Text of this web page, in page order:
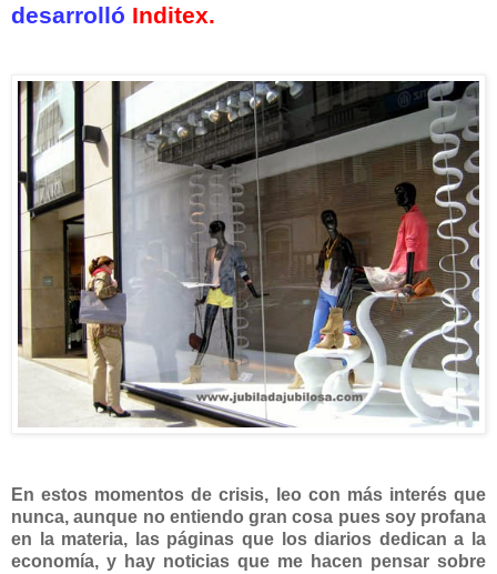
desarrolló Inditex.
En estos momentos de crisis, leo con más interés que
nunca, aunque no entiendo gran cosa pues soy profana
en la materia, las páginas que los diarios dedican a la
economía, y hay noticias que me hacen pensar sobre